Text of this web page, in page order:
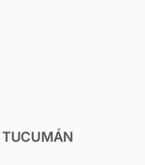
TUCUMÁN